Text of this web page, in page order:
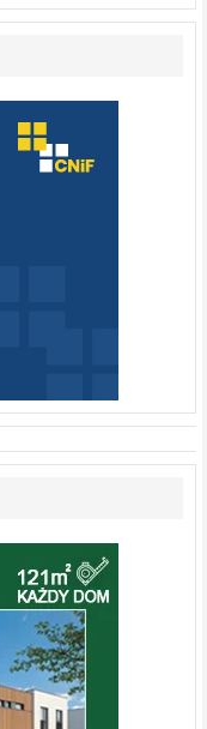
–
warto
[fotorelacja]